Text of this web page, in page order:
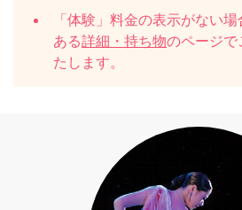
「体験」料金の表示がない
ある詳細・持ち物のページで
たします。